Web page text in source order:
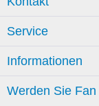
Service
Informationen
Werden Sie Fan